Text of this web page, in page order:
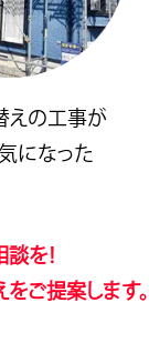
えの工事が
になった
を！
ご提案します。